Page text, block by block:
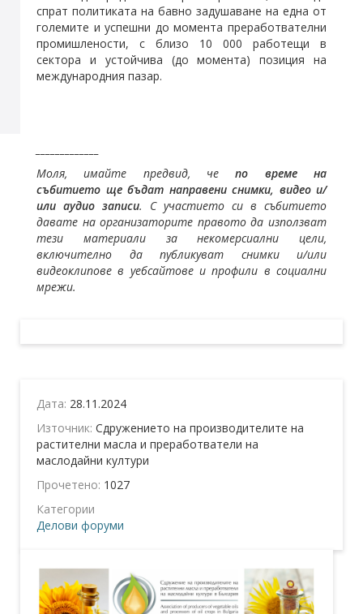
спрат политиката на бавно задушаване на една от
големите и успешни до момента преработвателни
промишлености, с близо 10 000 работещи в
сектора и устойчива (до момента) позиция на
международния пазар.
Моля, имайте предвид, чепо време на
събитието ще бъдат направени снимки, видео и/
или аудио записи. С участието си в събитието
давате на организаторите правото да използват
тези материали за некомерсиални цели,
включително да публикуват снимки и/или
видеоклипове в уебсайтове и профили в социални
мрежи.
Дата: 28.11.2024
Източник: Сдружението на производителите на
растителни масла и преработватели на
маслодайни култури
Прочетено: 1027
Категории
Делови форуми